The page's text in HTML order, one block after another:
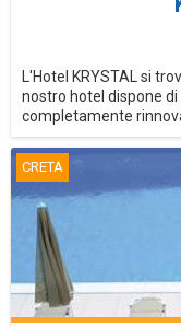
L'Hotel KRYSTAL si
nostro hotel dispone
completamente
CRETA